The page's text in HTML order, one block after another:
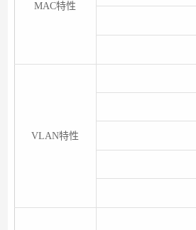
MAC特性
VLAN特性